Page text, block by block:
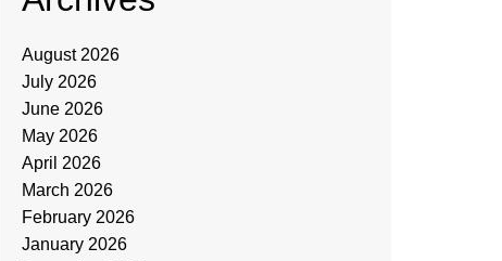
August 2026
July 2026
June 2026
May 2026
April 2026
March 2026
February 2026
January 2026